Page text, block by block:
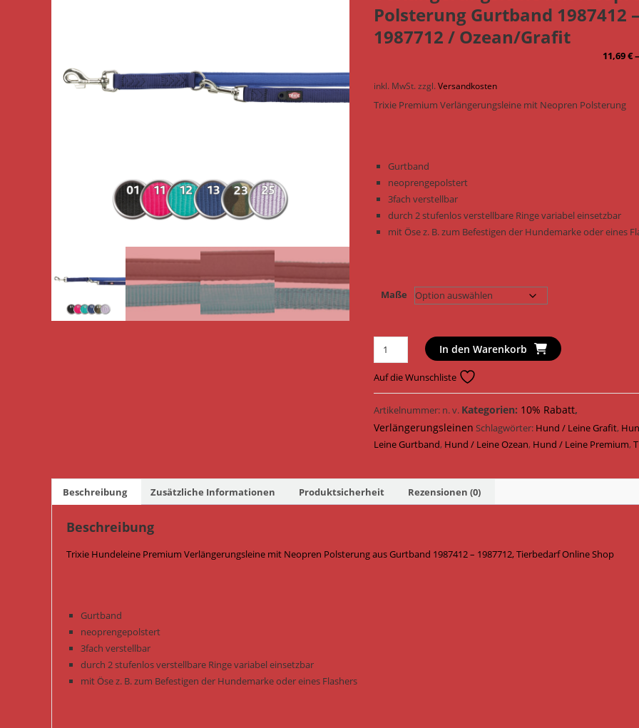
Polsterung Gurtband 1987412
1987712 / Ozean/Grafit
11,69€
inkl. MwSt. zzgl.Versandkosten
Trixie Premium Verlängerungsleine mit Neopren Polsterung
Gurtband
neoprengepolstert
3fach verstellbar
durch 2 stufenlos verstellbare Ringe variabel einsetzbar
mit Öse z. B. zum Befestigen der Hundemarke oder eines
Maße
Trixie
Hundeleine
Premium
Verlängerungsleine
mit
Neopren
Polsterung
-
1987712
Menge
In den Warenkorb
Auf die Wunschliste
Artikelnummer: n. v. Kategorien: 10% Rabatt,
Verlängerungsleinen Schlagwörter: Hund / Leine Grafit,
Leine Gurtband, Hund / Leine Ozean, Hund / Leine Premium,
Beschreibung Zusätzliche Informationen Produktsicherheit Rezensionen (0)
Beschreibung
Trixie Hundeleine Premium Verlängerungsleine mit Neopren Polsterung aus Gurtband 1987412 – 1987712, Tierbedarf Online Shop
Gurtband
neoprengepolstert
3fach verstellbar
durch 2 stufenlos verstellbare Ringe variabel einsetzbar
mit Öse z. B. zum Befestigen der Hundemarke oder eines Flashers